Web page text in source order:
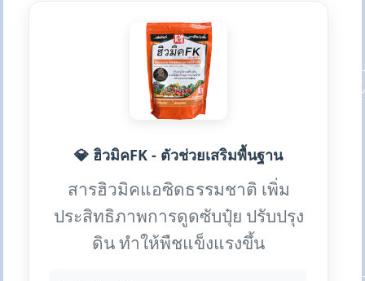
💎 ฮิวมิคFK - ตัวช่วยเสริมพื้นฐาน
สารฮิวมิคแอซิดธรรมชาติ เพิ่ม
ประสิทธิภาพการดูดซับปุ๋ย ปรับปรุง
ดิน ทำให้พืชแข็งแรงขึ้น